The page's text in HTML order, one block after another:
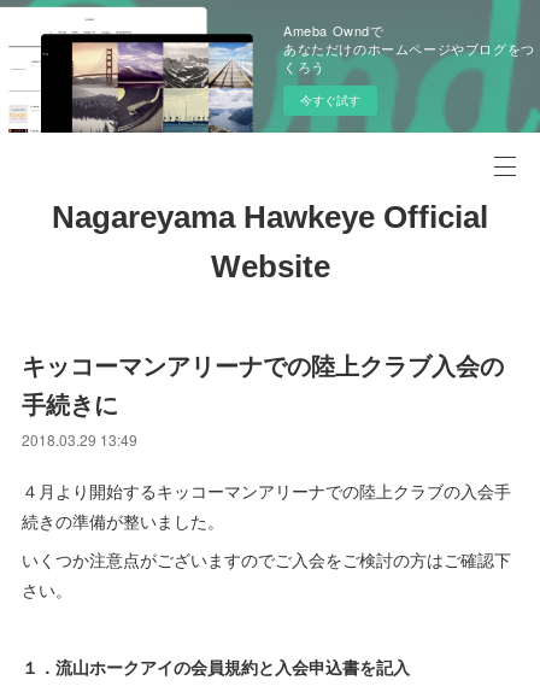
Ameba Owndで
あなただけのホームページやブログをつ
くろう
今すぐ試す
Nagareyama Hawkeye Official
Website
キッコーマンアリーナでの陸上クラブ入会の
手続きに
2018.03.29 13:49
４月より開始するキッコーマンアリーナでの陸上クラブの入会手
続きの準備が整いました。
いくつか注意点がございますのでご入会をご検討の方はご確認下
さい。
１．流山ホークアイの会員規約と入会申込書を記入